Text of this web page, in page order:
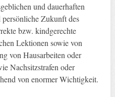
und dauerhaften
Zukunft des
bzw. kindgerechte
Lektionen sowie von
von Hausarbeiten oder
Nachsitzstrafen oder
von enormer Wichtigkeit.